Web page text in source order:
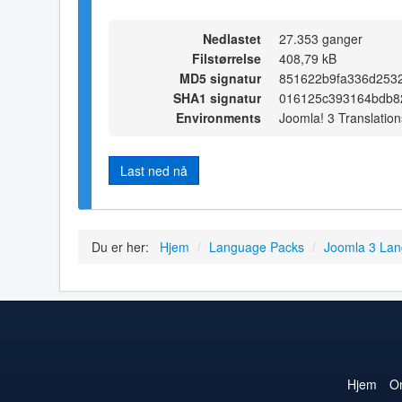
Nedlastet
27.353 ganger
Filstørrelse
408,79 kB
MD5 signatur
SHA1 signatur
Environments
Joomla! 3
Last ned nå
Du er her: Hjem / Language Packs / Joomla 3
Hjem